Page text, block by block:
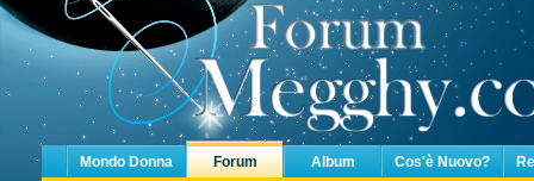
Mondo Donna Forum Album Cos'è Nuovo?